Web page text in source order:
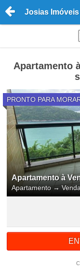
Josias Imóveis
Apartamento
PRONTO PARA
Apartamento à
Apartamento→